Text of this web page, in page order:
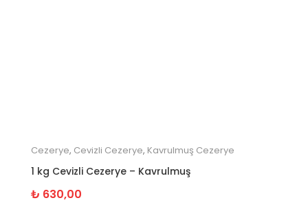
Cezerye, Cevizli Cezerye, Kavrulmuş Cezerye
1 kg Cevizli Cezerye – Kavrulmuş
₺ 630,00